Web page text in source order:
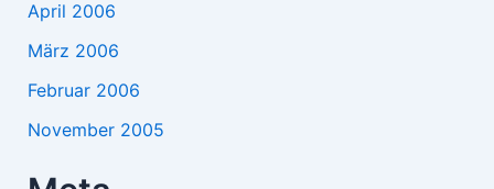
April 2006
März 2006
Februar 2006
November 2005